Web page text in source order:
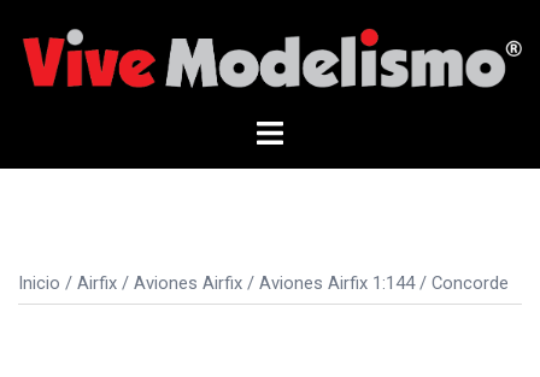
contenido
Alternar
Inicio / Airfix / Aviones Airfix / Aviones Airfix 1:144/ Concorde